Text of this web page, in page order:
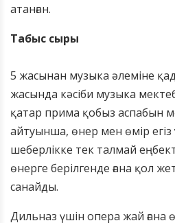
атанған.
Табыс сыры
5 жасынан музыка әлеміне
жасында кәсіби музыка
қатар прима қобыз аспабын
айтуынша, өнер мен өмір
шеберлікке тек талмай
өнерге берілгенде ғана қол
санайды.
Дильназ үшін опера жай ғана